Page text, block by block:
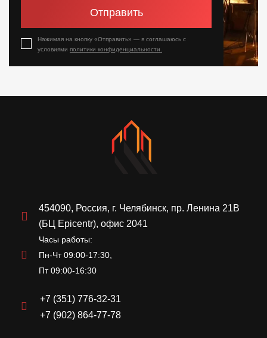
Отправить
Нажимая на кнопку «Отправить» — я соглашаюсь с
условиями политики конфиденциальности.
454090, Россия, г. Челябинск, пр. Ленина 21В
(БЦ Epicentr), офис 2041
Часы работы:
Пн-Чт 09:00-17:30,
Пт 09:00-16:30
+7 (351) 776-32-31
+7 (902) 864-77-78